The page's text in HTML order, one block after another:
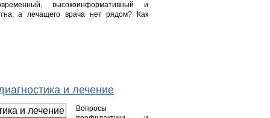
высокоинформативный и
а лечащего врача нет рядом? Как
и лечение
Вопросы